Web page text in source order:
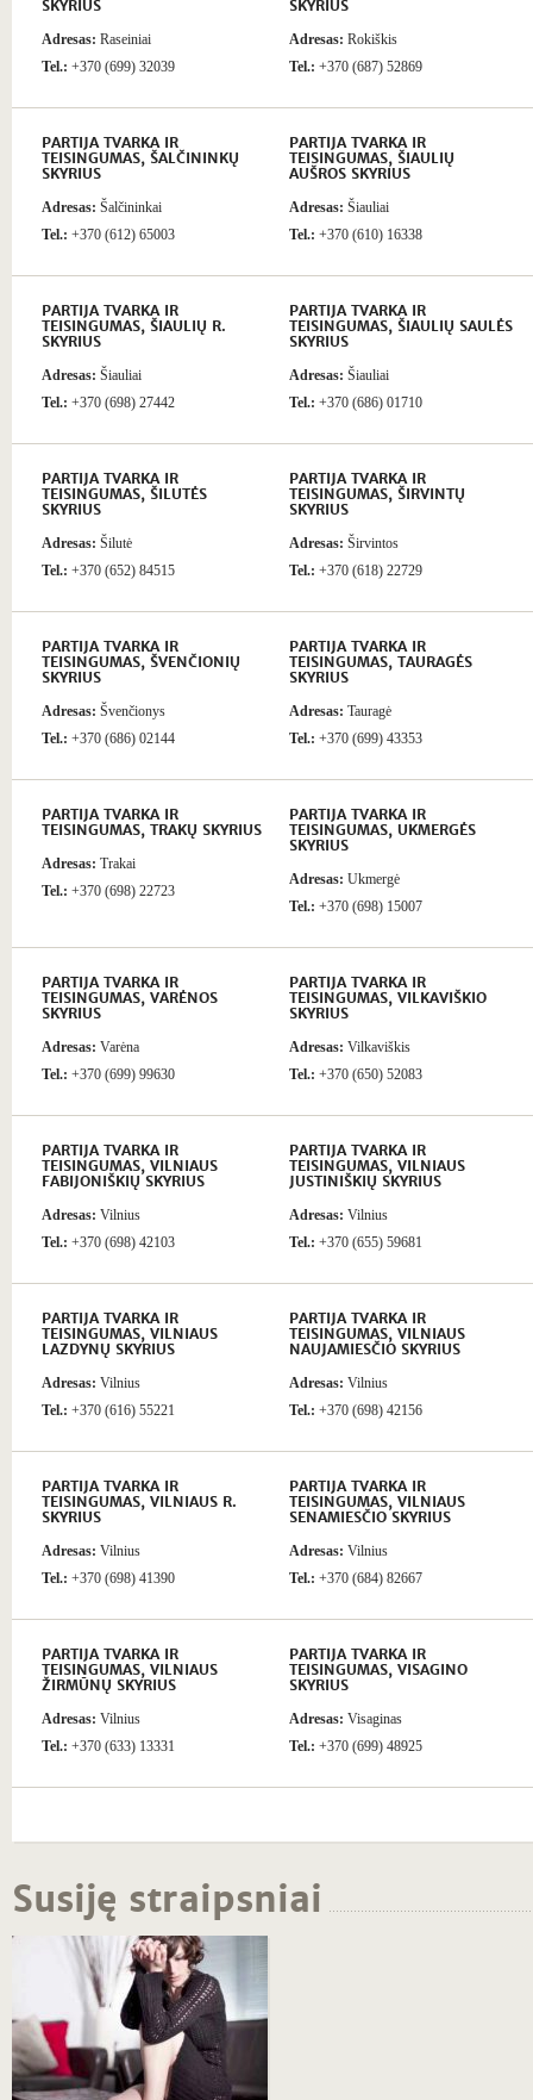
SKYRIUS
Adresas: Raseiniai
Tel.: +370 (699) 32039
SKYRIUS
Adresas: Rokiškis
Tel.: +370 (687) 52869
PARTIJA TVARKA IR
TEISINGUMAS, ŠALČININKŲ
SKYRIUS
Adresas: Šalčininkai
Tel.: +370 (612) 65003
PARTIJA TVARKA IR
TEISINGUMAS, ŠIAULIŲ
AUŠROS SKYRIUS
Adresas: Šiauliai
Tel.: +370 (610) 16338
PARTIJA TVARKA IR
TEISINGUMAS, ŠIAULIŲ R.
SKYRIUS
Adresas: Šiauliai
Tel.: +370 (698) 27442
PARTIJA TVARKA IR
TEISINGUMAS, ŠIAULIŲ SAULĖS
SKYRIUS
Adresas: Šiauliai
Tel.: +370 (686) 01710
PARTIJA TVARKA IR
TEISINGUMAS, ŠILUTĖS
SKYRIUS
Adresas: Šilutė
Tel.: +370 (652) 84515
PARTIJA TVARKA IR
TEISINGUMAS, ŠIRVINTŲ
SKYRIUS
Adresas: Širvintos
Tel.: +370 (618) 22729
PARTIJA TVARKA IR
TEISINGUMAS, ŠVENČIONIŲ
SKYRIUS
Adresas: Švenčionys
Tel.: +370 (686) 02144
PARTIJA TVARKA IR
TEISINGUMAS, TAURAGĖS
SKYRIUS
Adresas: Tauragė
Tel.: +370 (699) 43353
PARTIJA TVARKA IR
TEISINGUMAS, TRAKŲ SKYRIUS
Adresas: Trakai
Tel.: +370 (698) 22723
PARTIJA TVARKA IR
TEISINGUMAS, UKMERGĖS
SKYRIUS
Adresas: Ukmergė
Tel.: +370 (698) 15007
PARTIJA TVARKA IR
TEISINGUMAS, VARĖNOS
SKYRIUS
Adresas: Varėna
Tel.: +370 (699) 99630
PARTIJA TVARKA IR
TEISINGUMAS, VILKAVIŠKIO
SKYRIUS
Adresas: Vilkaviškis
Tel.: +370 (650) 52083
PARTIJA TVARKA IR
TEISINGUMAS, VILNIAUS
FABIJONIŠKIŲ SKYRIUS
Adresas: Vilnius
Tel.: +370 (698) 42103
PARTIJA TVARKA IR
TEISINGUMAS, VILNIAUS
JUSTINIŠKIŲ SKYRIUS
Adresas: Vilnius
Tel.: +370 (655) 59681
PARTIJA TVARKA IR
TEISINGUMAS, VILNIAUS
LAZDYNŲ SKYRIUS
Adresas: Vilnius
Tel.: +370 (616) 55221
PARTIJA TVARKA IR
TEISINGUMAS, VILNIAUS
NAUJAMIESČIO SKYRIUS
Adresas: Vilnius
Tel.: +370 (698) 42156
PARTIJA TVARKA IR
TEISINGUMAS, VILNIAUS R.
SKYRIUS
Adresas: Vilnius
Tel.: +370 (698) 41390
PARTIJA TVARKA IR
TEISINGUMAS, VILNIAUS
SENAMIESČIO SKYRIUS
Adresas: Vilnius
Tel.: +370 (684) 82667
PARTIJA TVARKA IR
TEISINGUMAS, VILNIAUS
ŽIRMŪNŲ SKYRIUS
Adresas: Vilnius
Tel.: +370 (633) 13331
PARTIJA TVARKA IR
TEISINGUMAS, VISAGINO
SKYRIUS
Adresas: Visaginas
Tel.: +370 (699) 48925
Susiję straipsniai